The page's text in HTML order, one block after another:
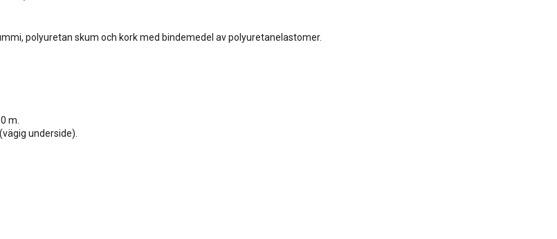
polyuretan skum och kork med bindemedel av polyuretanelastomer.
m.
underside).